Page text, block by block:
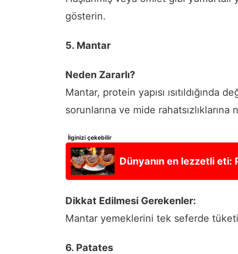
gösterin.
5. Mantar
Neden Zararlı?
Mantar, protein yapısı ısıtıldığında
sorunlarına ve mide rahatsızlıklarına
İlginizi çekebilir
Dünyanın en lezzetli eti:
Dikkat Edilmesi Gerekenler:
Mantar yemeklerini tek seferde
6. Patates